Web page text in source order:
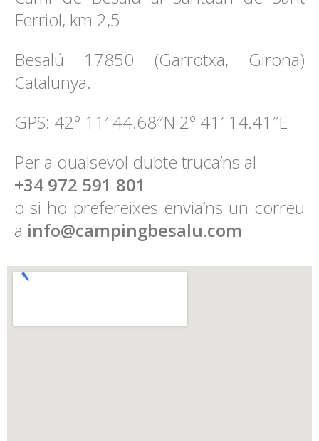
Ferriol, km 2,5
Besalú 17850 (Garrotxa, Girona)
Catalunya.
GPS: 42º 11′ 44.68″N 2º 41′ 14.41″E
Per a qualsevol dubte truca’ns al
+34 972 591 801
o si ho prefereixes envia’ns un correu
a info@campingbesalu.com